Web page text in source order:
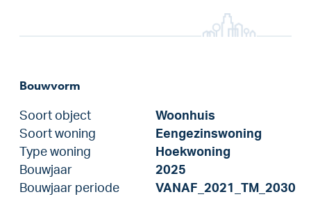
Bouwvorm
Soort object
Woonhuis
Soort woning
Eengezinswoning
Type woning
Hoekwoning
Bouwjaar
2025
Bouwjaar periode
VANAF_2021_TM_2030